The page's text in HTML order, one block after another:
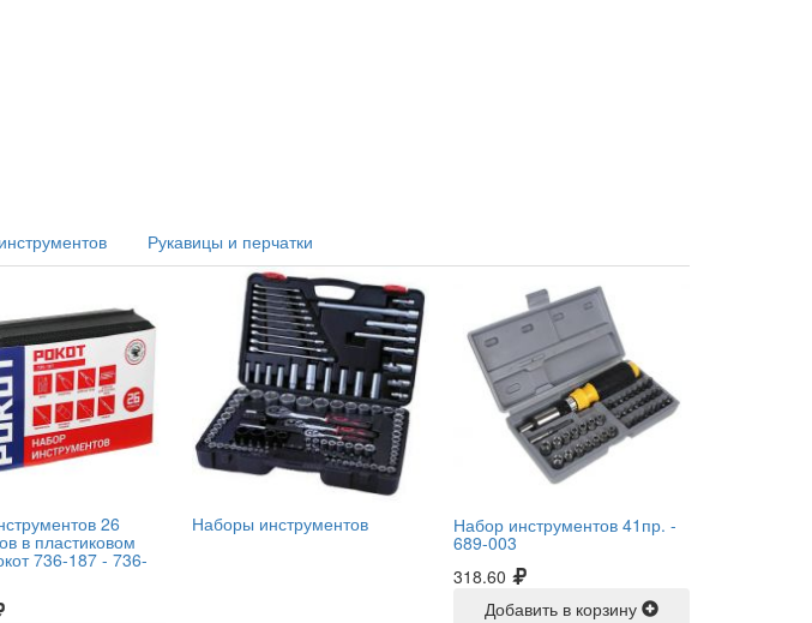
Рукавицы и перчатки
26
в пластиковом
736-187 - 736-
Наборы инструментов Набор инструментов 41пр. -
689-003
318.60
Добавить в корзину